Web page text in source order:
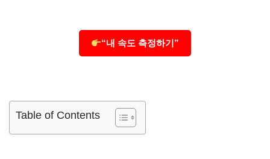
“내 속도 측정하기”
Table of Contents